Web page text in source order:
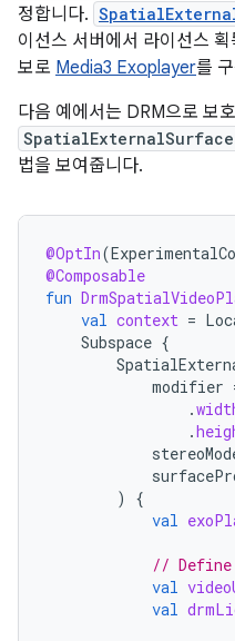
정합니다.
이선스 서버에서 라이선스
보로 Media3 Exoplayer를
다음 예에서는 DRM으로 보
SpatialExternalSurface
법을 보여줍니다.
@OptIn(
@Composable
fun
val context =
Subspace {
modifier
.
.
)
{
val
// Define
val
val